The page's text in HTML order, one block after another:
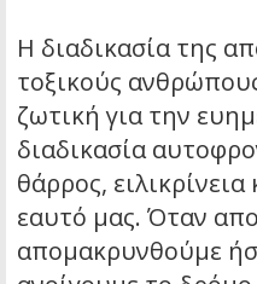
Η διαδικασία της
τοξικούς
ζωτική για την
διαδικασία
θάρρος,
εαυτό μας. Όταν
απομακρυνθούμε